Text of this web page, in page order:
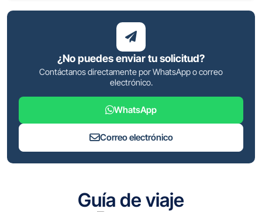
¿No puedes enviar tu solicitud?
Contáctanos directamente por WhatsApp o correo
electrónico.
WhatsApp
Correo electrónico
Guía de viaje